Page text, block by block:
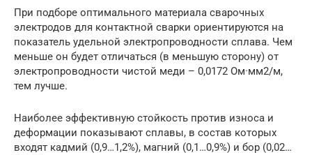
При подборе оптимального материала сварочных
электродов для контактной сварки ориентируются на
показатель удельной электропроводности сплава. Чем
меньше он будет отличаться (в меньшую сторону) от
электропроводности чистой меди – 0,0172 Ом·мм2/м,
тем лучше.
Наиболее эффективную стойкость против износа и
деформации показывают сплавы, в состав которых
входят кадмий (0,9…1,2%), магний (0,1…0,9%) и бор (0,02…